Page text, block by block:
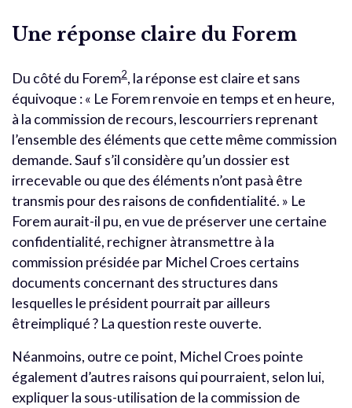
Une réponse claire du Forem
Du côté du Forem2, la réponse est claire et sans
équivoque : « Le Forem renvoie en temps et en heure,
à la commission de recours, lescourriers reprenant
l’ensemble des éléments que cette même commission
demande. Sauf s’il considère qu’un dossier est
irrecevable ou que des éléments n’ont pasà être
transmis pour des raisons de confidentialité. » Le
Forem aurait-il pu, en vue de préserver une certaine
confidentialité, rechigner àtransmettre à la
commission présidée par Michel Croes certains
documents concernant des structures dans
lesquelles le président pourrait par ailleurs
êtreimpliqué ? La question reste ouverte.
Néanmoins, outre ce point, Michel Croes pointe
également d’autres raisons qui pourraient, selon lui,
expliquer la sous-utilisation de la commission de